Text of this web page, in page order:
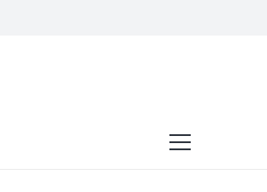
списке найденных
вверх и вниз для